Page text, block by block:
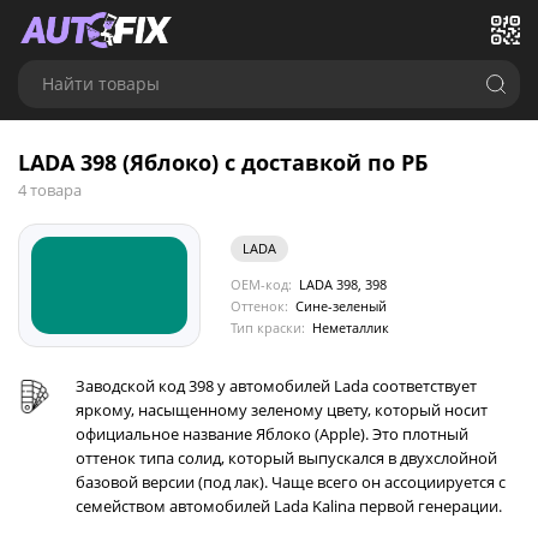
Найти товары
LADA 398 (Яблоко) с доставкой по РБ
4 товара
LADA
OEM-код: LADA 398, 398
Оттенок: Сине-зеленый
Тип краски: Неметаллик
Заводской код 398 у автомобилей Lada соответствует
яркому, насыщенному зеленому цвету, который носит
официальное название Яблоко (Apple). Это плотный
оттенок типа солид, который выпускался в двухслойной
базовой версии (под лак). Чаще всего он ассоциируется с
семейством автомобилей Lada Kalina первой генерации.